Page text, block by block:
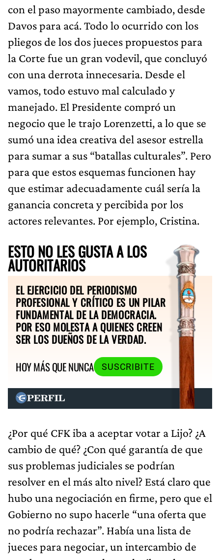
con el paso mayormente cambiado, desde
Davos para acá. Todo lo ocurrido con los
pliegos de los dos jueces propuestos para
la Corte fue un gran vodevil, que concluyó
con una derrota innecesaria. Desde el
vamos, todo estuvo mal calculado y
manejado. El Presidente compró un
negocio que le trajo Lorenzetti, a lo que se
sumó una idea creativa del asesor estrella
para sumar a sus “batallas culturales”. Pero
para que estos esquemas funcionen hay
que estimar adecuadamente cuál sería la
ganancia concreta y percibida por los
actores relevantes. Por ejemplo, Cristina.
ESTO NO LES GUSTA A LOS
AUTORITARIOS
EL EJERCICIO DEL PERIODISMO
PROFESIONAL Y CRÍTICO ES UN PILAR
FUNDAMENTAL DE LA DEMOCRACIA.
POR ESO MOLESTA A QUIENES CREEN
SER LOS DUEÑOS DE LA VERDAD.
HOY MÁS QUE NUNCA
SUSCRIBITE
¿Por qué CFK iba a aceptar votar a Lijo? ¿A
cambio de qué? ¿Con qué garantía de que
sus problemas judiciales se podrían
resolver en el más alto nivel? Está claro que
hubo una negociación en firme, pero que el
Gobierno no supo hacerle “una oferta que
no podría rechazar”. Había una lista de
jueces para negociar, un intercambio de